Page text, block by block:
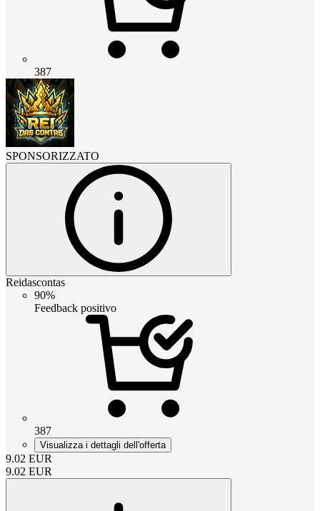
387
SPONSORIZZATO
Reidascontas
90%
Feedback positivo
387
Visualizza i dettagli dell'offerta
9.02 EUR
9.02 EUR